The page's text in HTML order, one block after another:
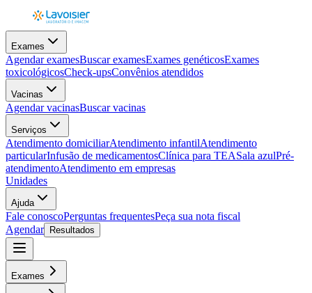
Exames
Agendar examesBuscar examesExames genéticosExames
toxicológicosCheck-upsConvênios atendidos
Vacinas
Agendar vacinasBuscar vacinas
Serviços
Atendimento domiciliarAtendimento infantilAtendimento
particularInfusão de medicamentosClínica para TEASala azulPré-
atendimentoAtendimento em empresas
Unidades
Ajuda
Fale conoscoPerguntas frequentesPeça sua nota fiscal
Agendar
Resultados
Exames